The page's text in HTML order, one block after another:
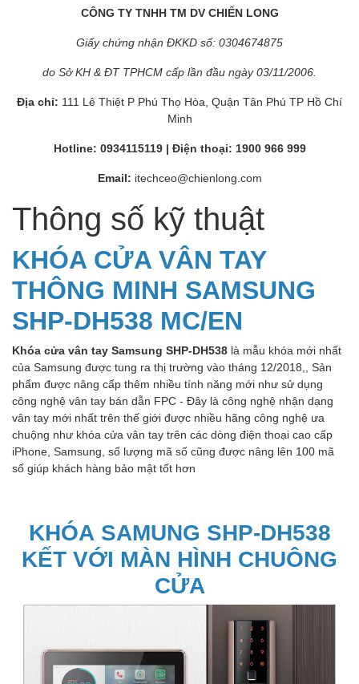
CÔNG TY TNHH TM DV CHIẾN LONG
Giấy chứng nhận ĐKKD số: 0304674875
do Sở KH & ĐT TPHCM cấp lần đầu ngày 03/11/2006.
Địa chỉ: 111 Lê Thiệt P Phú Thọ Hòa, Quận Tân Phú TP Hồ Chí
Minh
Hotline: 0934115119 | Điện thoại: 1900 966 999
Email: itechceo@chienlong.com
Thông số kỹ thuật
KHÓA CỬA VÂN TAY
THÔNG MINH SAMSUNG
SHP-DH538 MC/EN
Khóa cửa vân tay Samsung SHP-DH538 là mẫu khóa mới nhất
của Samsung được tung ra thị trường vào tháng 12/2018,, Sản
phẩm được nâng cấp thêm nhiều tính năng mới như sử dụng
công nghệ vân tay bán dẫn FPC - Đây là công nghệ nhận dạng
vân tay mới nhất trên thế giới được nhiều hãng công nghệ ưa
chuộng như khóa cửa vân tay trên các dòng điện thoại cao cấp
iPhone, Samsung, số lượng mã số cũng được nâng lên 100 mã
số giúp khách hàng bảo mật tốt hơn
KHÓA SAMUNG SHP-DH538
KẾT VỚI MÀN HÌNH CHUÔNG
CỬA